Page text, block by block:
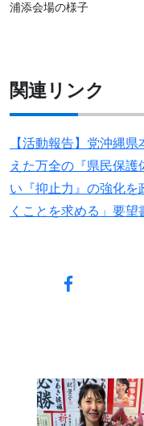
浦添会場の様子
関連リンク
【活動報告】党沖縄
えた万全の『県民保
い『抑止力』の強化を
くことを求める」要望